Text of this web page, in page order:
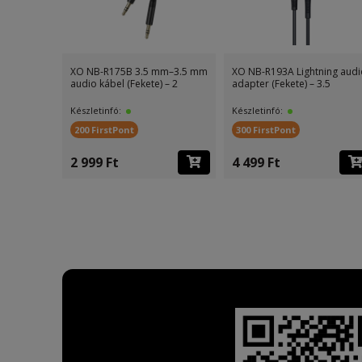
XO NB-R175B 3.5 mm–3.5 mm
audio kábel (Fekete) – 2
Készletinfó:
200 FirstPont
2 999 Ft
XO NB-R193A Lightning
adapter (Fekete) – 3.5
Készletinfó:
300 FirstPont
4 499 Ft